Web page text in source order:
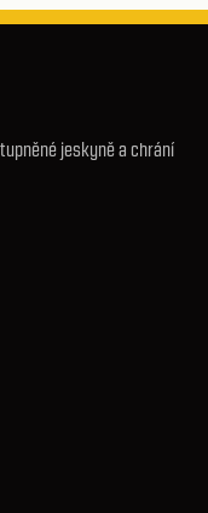
jeskyně a chrání